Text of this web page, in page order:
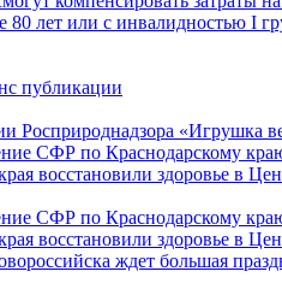
80 лет или с инвалидностью I
публикации
Росприроднадзора «Игрушка
СФР по Краснодарскому
восстановили здоровье в
СФР по Краснодарскому
восстановили здоровье в
ждет большая